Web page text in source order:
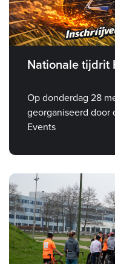
Nationale tijdrit
Op donderdag 28
georganiseerd door
Events